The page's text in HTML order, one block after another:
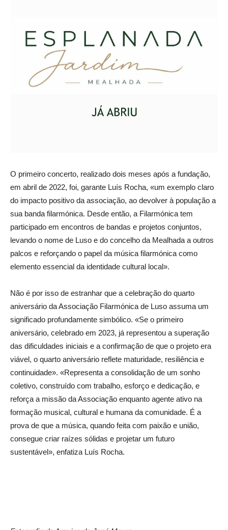
O primeiro concerto, realizado dois meses após a fundação,
em abril de 2022, foi, garante Luís Rocha, «um exemplo claro
do impacto positivo da associação, ao devolver à população a
sua banda filarmónica. Desde então, a Filarmónica tem
participado em encontros de bandas e projetos conjuntos,
levando o nome de Luso e do concelho da Mealhada a outros
palcos e reforçando o papel da música filarmónica como
elemento essencial da identidade cultural local».
Não é por isso de estranhar que a celebração do quarto
aniversário da Associação Filarmónica de Luso assuma um
significado profundamente simbólico. «Se o primeiro
aniversário, celebrado em 2023, já representou a superação
das dificuldades iniciais e a confirmação de que o projeto era
viável, o quarto aniversário reflete maturidade, resiliência e
continuidade». «Representa a consolidação de um sonho
coletivo, construído com trabalho, esforço e dedicação, e
reforça a missão da Associação enquanto agente ativo na
formação musical, cultural e humana da comunidade. É a
prova de que a música, quando feita com paixão e união,
consegue criar raízes sólidas e projetar um futuro
sustentável», enfatiza Luís Rocha.